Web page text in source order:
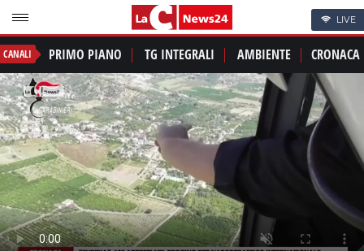
LIVE
CANALI PRIMO PIANO TG INTEGRALI AMBIENTE CRONACA